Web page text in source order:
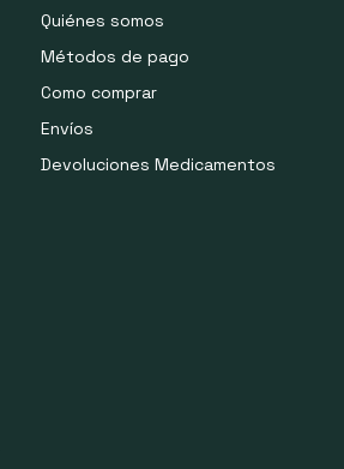
Quiénes somos
Métodos de pago
Como comprar
Envíos
Devoluciones Medicamentos